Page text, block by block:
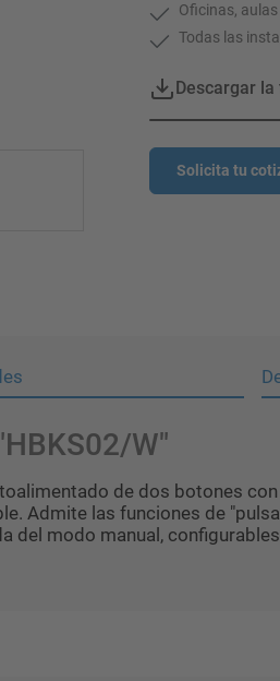
Oficinas, aulas
Todas las
Descargar
Solicita tu
W"
de dos botones
Admite las funciones de
del modo manual,